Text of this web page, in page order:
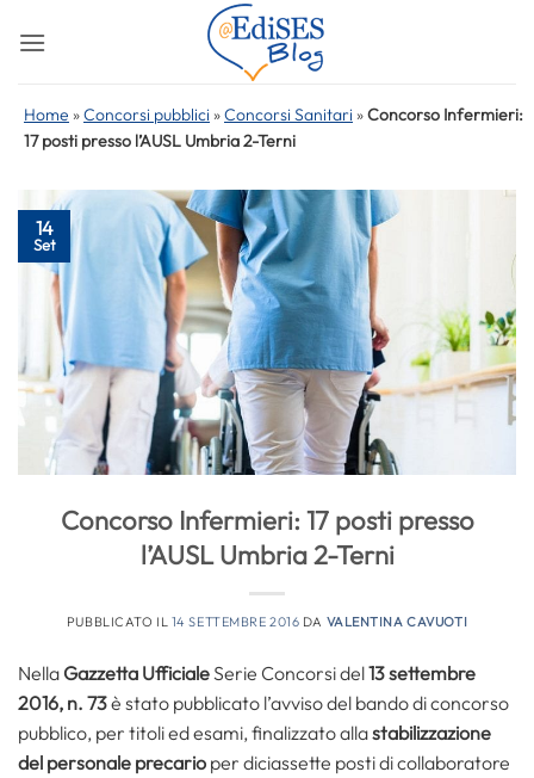
Home »Concorsi pubblici »Concorsi Sanitari »Concorso Infermieri:
17 posti presso l’AUSL Umbria 2-Terni
14
Set
Concorso Infermieri: 17 posti presso
l’AUSL Umbria 2-Terni
PUBBLICATO IL 14 SETTEMBRE 2016 DA VALENTINA CAVUOTI
Nella Gazzetta UfficialeSerie Concorsi del13 settembre
2016, n. 73è stato pubblicato l’avviso del bando di concorso
pubblico, per titoli ed esami, finalizzato allastabilizzazione
del personale precario per diciassette posti di collaboratore